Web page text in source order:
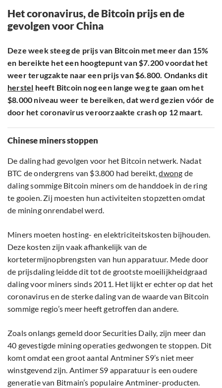
Het coronavirus, de Bitcoin prijs en de
gevolgen voor China
Deze week steeg de prijs van Bitcoin met meer dan 15%
en bereikte het een hoogtepunt van $7.200 voordat het
weer terugzakte naar een prijs van $6.800. Ondanks dit
herstel heeft Bitcoin nog een lange weg te gaan om het
$8.000 niveau weer te bereiken, dat werd gezien vóór de
door het coronavirus veroorzaakte crash op 12 maart.
Chinese miners stoppen
De daling had gevolgen voor het Bitcoin netwerk. Nadat
BTC de ondergrens van $3.800 had bereikt,dwong de
daling sommige Bitcoin miners om de handdoek in de ring
te gooien. Zij moesten hun activiteiten stopzetten omdat
de mining onrendabel werd.
Miners moeten hosting- en elektriciteitskosten bijhouden.
Deze kosten zijn vaak afhankelijk van de
kortetermijnopbrengsten van hun apparatuur. Mede door
de prijsdaling leidde dit tot de grootste moeilijkheidgraad
daling voor miners sinds 2011. Het lijkt er echter op dat het
coronavirus en de sterke daling van de waarde van Bitcoin
sommige regio’s meer heeft getroffen dan andere.
Zoals onlangs gemeld door Securities Daily, zijn meer dan
40 gevestigde mining operaties gedwongen te stoppen. Dit
komt omdat een groot aantal Antminer S9’s niet meer
winstgevend zijn. Antimer S9 apparatuur is een oudere
generatie van Bitmain’s populaire Antminer-producten.